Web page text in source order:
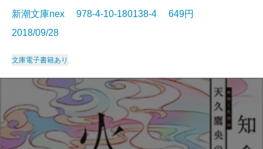
新潮文庫nex 978-4-10-180138-4 649円
2018/09/28
文庫電子書籍あり